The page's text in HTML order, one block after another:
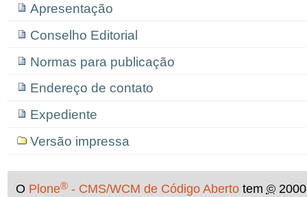
Apresentação
Conselho Editorial
Normas para publicação
Endereço de contato
Expediente
Versão impressa
O Plone®- CMS/WCM de Código Abertotem ©